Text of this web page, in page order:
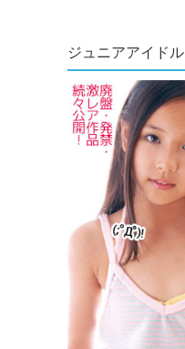
ジュニアアイドル